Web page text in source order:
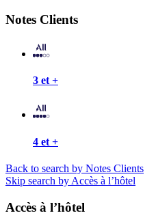
Notes Clients
3 et +
4 et +
Back to search by Notes Clients
Skip search by Accès à l’hôtel
Accès à l’hôtel